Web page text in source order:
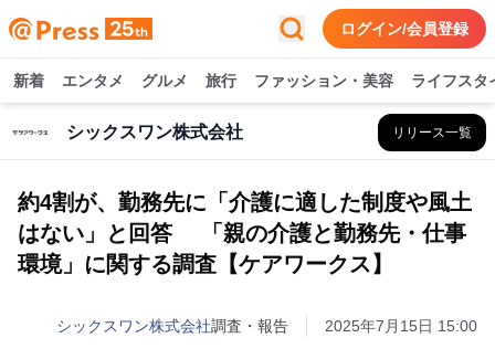
ログイン/会員登録
新着 エンタメ グルメ 旅行 ファッション・美容 ライフスタ
シックスワン株式会社 リリース一覧
約4割が、勤務先に「介護に適した制度や風土
はない」と回答 「親の介護と勤務先・仕事
環境」に関する調査【ケアワークス】
シックスワン株式会社調査・報告 2025年7月15日 15:00